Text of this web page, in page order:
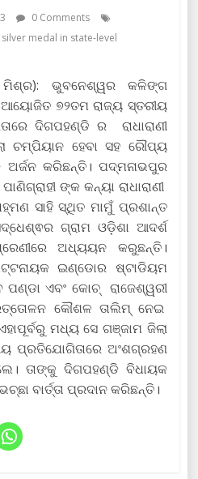
0 Comments
medal in state-level
ମିଶ୍ର): ଭୁବନେଶ୍ୱର କଳିଙ୍ଗ
୭୨ତମ ରାଜ୍ୟ ସ୍ତରୀୟ
ଦିଗପହଣ୍ଡି ର ରାଧାରାଣୀ
ଚମ୍ପିୟାନ ହେବା ସହ ରୌପ୍ୟ
କରିଛନ୍ତି। ପଦ୍ମନାଭପୁର
ଙ୍କ କନ୍ୟା ରାଧାରାଣୀ
ସାହି ସ୍ଥିତ ମାମୁଁ ପ୍ରଶାନ୍ତ
ଗ୍ରାମ ଓଡ଼ିଶା ଆଦର୍ଶ
ଅଧ୍ୟୟନ କରୁଛନ୍ତି।
ଇଣ୍ଡୋର ଷ୍ଟାଡିୟମ
ପଣ୍ଡା ଏବଂ କୋଚ୍ ରାଜେଶ୍ୱରୀ
କୌଶଳ ତାଲିମ୍ ନେଇ
ମଧ୍ୟ ସେ ଗଞ୍ଜାମ ଜିଲା
ପ୍ରତିଯୋଗିତାରେ ଅଂଶଗ୍ରହଣ
ତାଙ୍କୁ ଦିଗପହଣ୍ଡି ବିଧାୟକ
ବାର୍ତ୍ତା ପ୍ରଦାନ କରିଛନ୍ତି।